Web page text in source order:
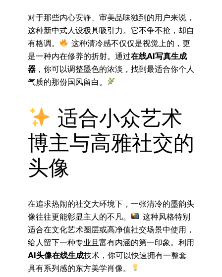
对于那些内心安静、审美品味独到的用户来说，
这种新中式人设极具吸引力。它不争不抢，却自
有格调。
这种清冷感不仅仅是视觉上的，更
是一种内在修养的折射。通过在线AI写真生成
器 ，你可以调整墨色的浓淡，找到最适合你个人
气质的那份国风留白。
适合小众艺术
博主与高雅社交的
头像
在追求热闹的社交大环境下，一张清冷的墨韵头
像往往更能彰显主人的不凡。
这种风格特别
适合在文化艺术圈层或高净值社交场景中使用，
给人留下一种专业且富有内涵的第一印象。利用
AI头像在线生成技术，你可以快速拥有一整套
具有系列感的东方美学肖像。